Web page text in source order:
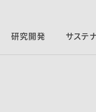
研究開発 サステ